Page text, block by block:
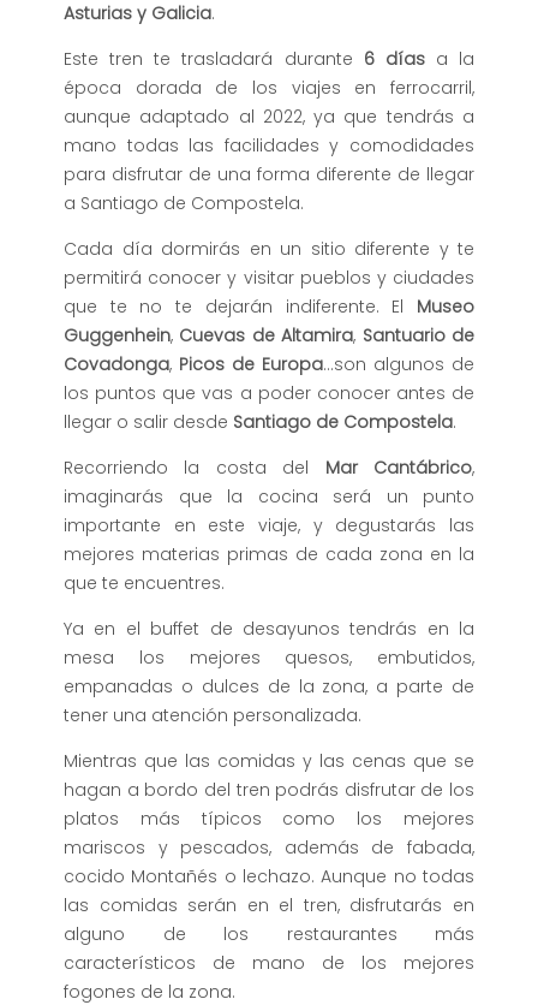
Asturias y Galicia.
Este tren te trasladará durante 6 díasa la
época dorada de los viajes en ferrocarril,
aunque adaptado al 2022, ya que tendrás a
mano todas las facilidades y comodidades
para disfrutar de una forma diferente de llegar
a Santiago de Compostela.
Cada día dormirás en un sitio diferente y te
permitirá conocer y visitar pueblos y ciudades
que te no te dejarán indiferente. El Museo
Guggenhein, Cuevas de Altamira, Santuario de
Covadonga, Picos de Europa…son algunos de
los puntos que vas a poder conocer antes de
llegar o salir desde Santiago de Compostela.
Recorriendo la costa del Mar Cantábrico,
imaginarás que la cocina será un punto
importante en este viaje, y degustarás las
mejores materias primas de cada zona en la
que te encuentres.
Ya en el buffet de desayunos tendrás en la
mesa los mejores quesos, embutidos,
empanadas o dulces de la zona, a parte de
tener una atención personalizada.
Mientras que las comidas y las cenas que se
hagan a bordo del tren podrás disfrutar de los
platos más típicos como los mejores
mariscos y pescados, además de fabada,
cocido Montañés o lechazo. Aunque no todas
las comidas serán en el tren, disfrutarás en
alguno de los restaurantes más
característicos de mano de los mejores
fogones de la zona.